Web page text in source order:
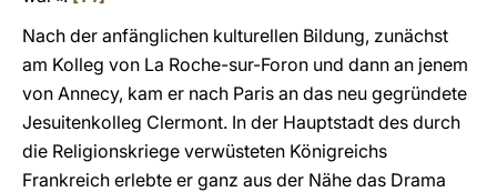
Nach der anfänglichen kulturellen Bildung, zunächst
am Kolleg von La Roche-sur-Foron und dann an jenem
von Annecy, kam er nach Paris an das neu gegründete
Jesuitenkolleg Clermont. In der Hauptstadt des durch
die Religionskriege verwüsteten Königreichs
Frankreich erlebte er ganz aus der Nähe das Drama